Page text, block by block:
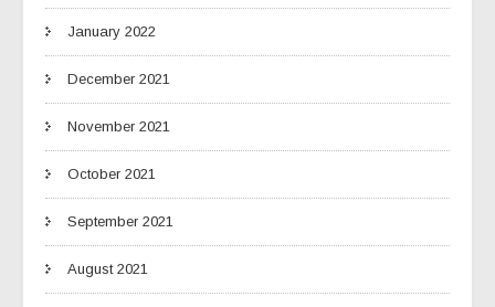
January 2022
December 2021
November 2021
October 2021
September 2021
August 2021